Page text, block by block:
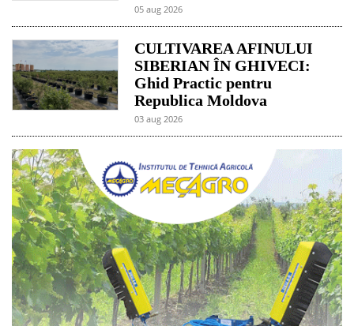
05 aug 2026
CULTIVAREA AFINULUI
SIBERIAN ÎN GHIVECI:
Ghid Practic pentru
Republica Moldova
03 aug 2026